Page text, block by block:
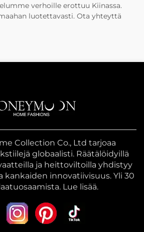
verhoille erottuu Kiinassa.
luotettavasti. Ota yhteyttä
Collection Co., Ltd tarjoaa
globaalisti. Räätälöidyillä
ja heittoviltoilla yhdistyy
kankaiden innovatiivisuus. Yli 30
Lue lisää.